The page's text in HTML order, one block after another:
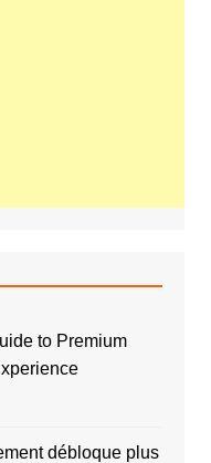
to Premium
débloque plus